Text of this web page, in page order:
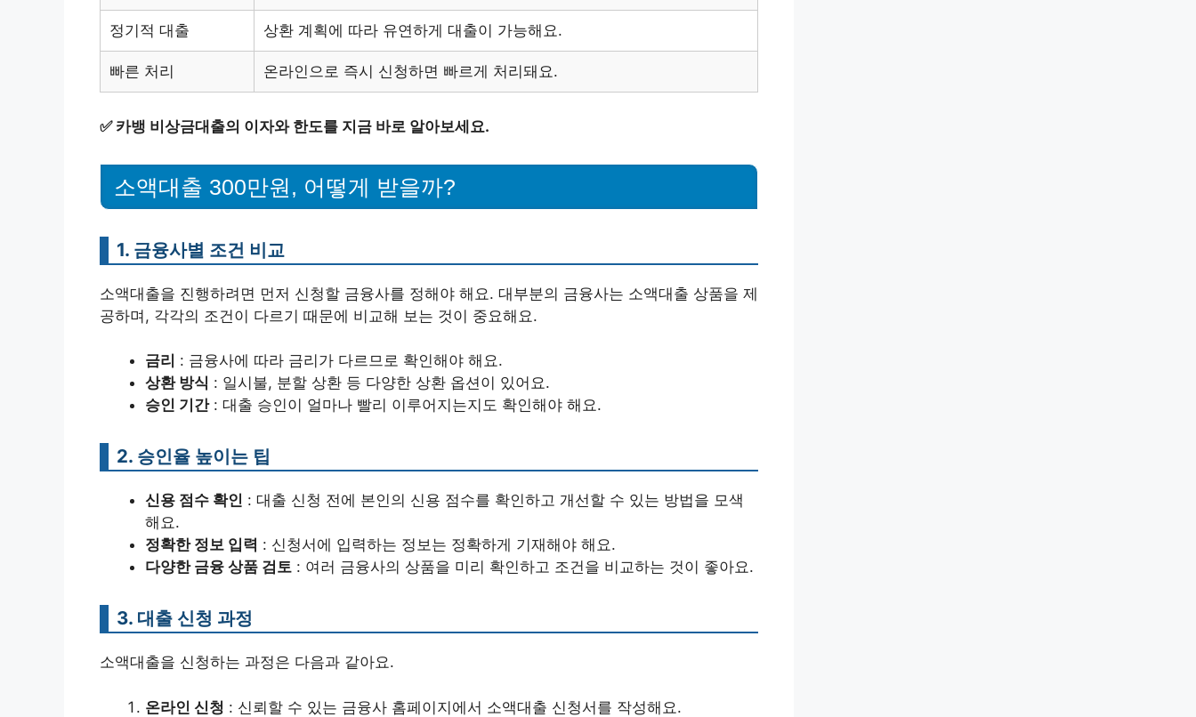
정기적 대출 상환 계획에 따라 유연하게 대출이 가능해요.
빠른 처리 온라인으로 즉시 신청하면 빠르게 처리돼요.
✅ 카뱅 비상금대출의 이자와 한도를 지금 바로 알아보세요.
소액대출 300만원, 어떻게 받을까?
1. 금융사별 조건 비교
소액대출을 진행하려면 먼저 신청할 금융사를 정해야 해요. 대부분의 금융사는 소액대출 상품을 제
공하며, 각각의 조건이 다르기 때문에 비교해 보는 것이 중요해요.
금리 : 금융사에 따라 금리가 다르므로 확인해야 해요.
상환 방식 : 일시불, 분할 상환 등 다양한 상환 옵션이 있어요.
승인 기간: 대출 승인이 얼마나 빨리 이루어지는지도 확인해야 해요.
2. 승인율 높이는 팁
신용 점수 확인 : 대출 신청 전에 본인의 신용 점수를 확인하고 개선할 수 있는 방법을 모색
해요.
정확한 정보 입력 : 신청서에 입력하는 정보는 정확하게 기재해야 해요.
다양한 금융 상품 검토 : 여러 금융사의 상품을 미리 확인하고 조건을 비교하는 것이 좋아요.
3. 대출 신청 과정
소액대출을 신청하는 과정은 다음과 같아요.
온라인 신청 : 신뢰할 수 있는 금융사 홈페이지에서 소액대출 신청서를 작성해요.